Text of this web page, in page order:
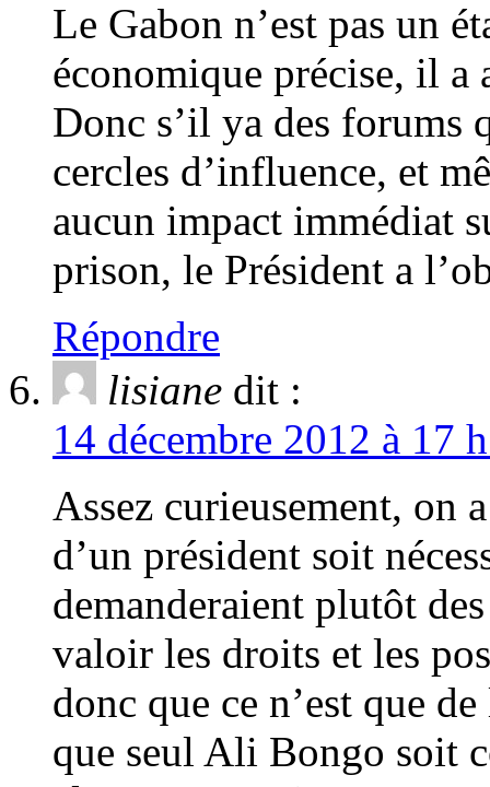
Le Gabon n’est pas un
économique précise, il
Donc s’il ya des forums
cercles d’influence, et
aucun impact immédiat
prison, le Président a
Répondre
lisiane dit :
14 décembre 2012 à 17
Assez curieusement, on
d’un président soit
demanderaient plutôt
valoir les droits et les
donc que ce n’est que
que seul Ali Bongo soit